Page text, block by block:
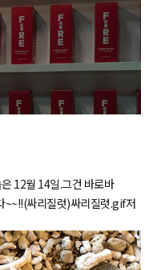
입니다!(클럽아님 주의)출발
게 달려주시면 됩니다 ~~~!
뷰.jpg식후엔 고깃집 앞 바다
워크샵 겸 여행기를 마치겠
12월 14일.그건 바로바
~~!!(싸리질럿)싸리질럿.gif저
이도 되고,새로운 영감을 얻
써부터 구경 온 사람들로 북적